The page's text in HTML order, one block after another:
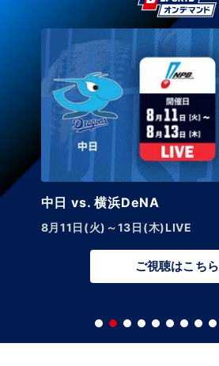
中日 vs. 横浜DeNA
8月11日(火)～13日(木)LIVE
ご視聴はこちら